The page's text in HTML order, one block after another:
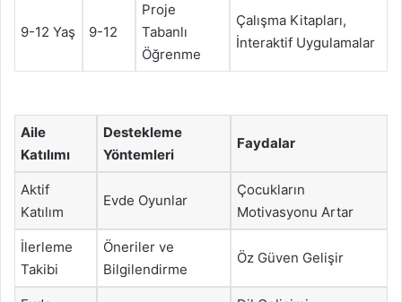
9-12 Yaş 9-12
Proje
Tabanlı
Öğrenme
Çalışma Kitapları,
İnteraktif Uygulamalar
Aile
Katılımı
Destekleme
Yöntemleri
Faydalar
Aktif
Katılım
Evde Oyunlar
Çocukların
Motivasyonu Artar
İlerleme
Takibi
Öneriler ve
Bilgilendirme
Öz Güven Gelişir